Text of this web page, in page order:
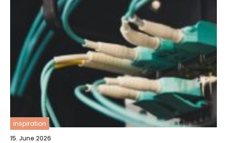
inspiration
15. June 2026